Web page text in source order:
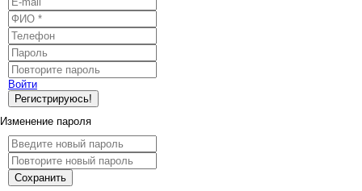
Войти
Регистрируюсь!
Изменение пароля
Сохранить